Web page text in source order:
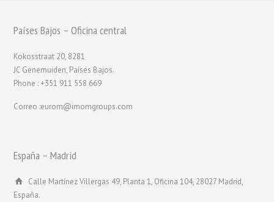
Países Bajos – Oficina central
Kokosstraat 20, 8281
JC Genemuiden, Países Bajos.
Phone : +351 911 558 669
Correo :eurom@imomgroups.com
España – Madrid
Calle Martínez Villergas 49, Planta 1, Oficina 104, 28027 Madrid,
España.